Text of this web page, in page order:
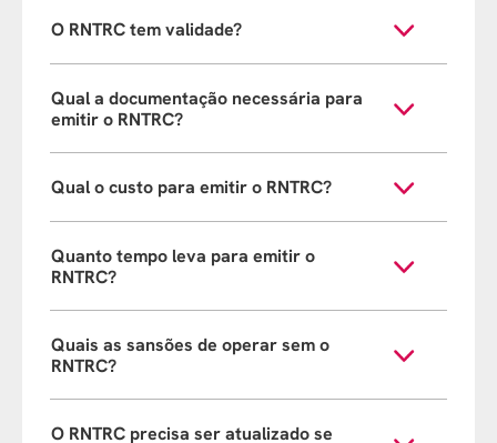
O RNTRC tem validade?
Qual a documentação necessária para
emitir o RNTRC?
Qual o custo para emitir o RNTRC?
Quanto tempo leva para emitir o
RNTRC?
Quais as sansões de operar sem o
RNTRC?
O RNTRC precisa ser atualizado se